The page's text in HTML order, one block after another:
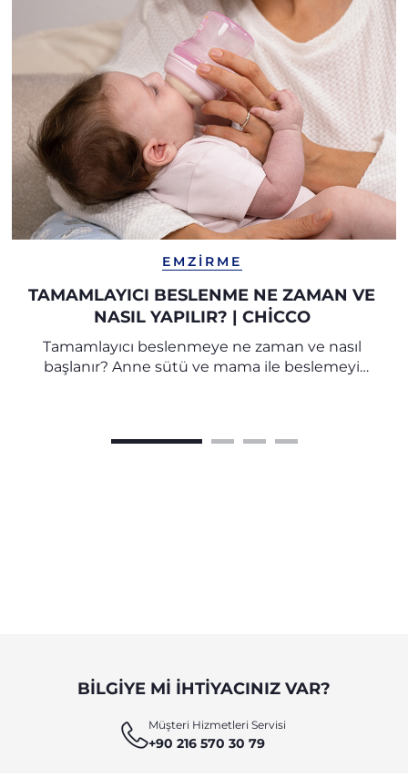
EMZIRME
TAMAMLAYICI BESLENME NE ZAMAN VE
NASIL YAPILIR? | CHICCO
Tamamlayıcı beslenmeye ne zaman ve nasıl
başlanır? Anne sütü ve mama ile beslemeyi
BILGIYE MI IHTIYACINIZ VAR?
Müşteri Hizmetleri Servisi
+90 216 570 30 79